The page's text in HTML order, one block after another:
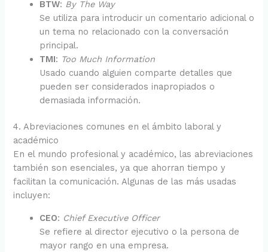
BTW: By The Way
Se utiliza para introducir un comentario adicional o
un tema no relacionado con la conversación
principal.
TMI: Too Much Information
Usado cuando alguien comparte detalles que
pueden ser considerados inapropiados o
demasiada información.
4. Abreviaciones comunes en el ámbito laboral y
académico
En el mundo profesional y académico, las abreviaciones
también son esenciales, ya que ahorran tiempo y
facilitan la comunicación. Algunas de las más usadas
incluyen:
CEO: Chief Executive Officer
Se refiere al director ejecutivo o la persona de
mayor rango en una empresa.